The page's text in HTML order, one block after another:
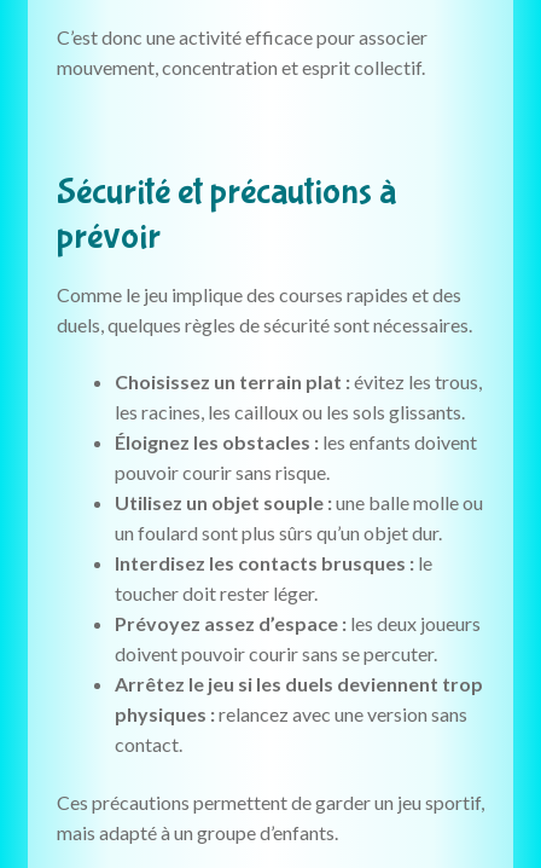
C’est donc une activité efficace pour associer
mouvement, concentration et esprit collectif.
Sécurité et précautions à
prévoir
Comme le jeu implique des courses rapides et des
duels, quelques règles de sécurité sont nécessaires.
Choisissez un terrain plat :évitez les trous,
les racines, les cailloux ou les sols glissants.
Éloignez les obstacles :les enfants doivent
pouvoir courir sans risque.
Utilisez un objet souple :une balle molle ou
un foulard sont plus sûrs qu’un objet dur.
Interdisez les contacts brusques :le
toucher doit rester léger.
Prévoyez assez d’espace :les deux joueurs
doivent pouvoir courir sans se percuter.
Arrêtez le jeu si les duels deviennent trop
physiques :relancez avec une version sans
contact.
Ces précautions permettent de garder un jeu sportif,
mais adapté à un groupe d’enfants.